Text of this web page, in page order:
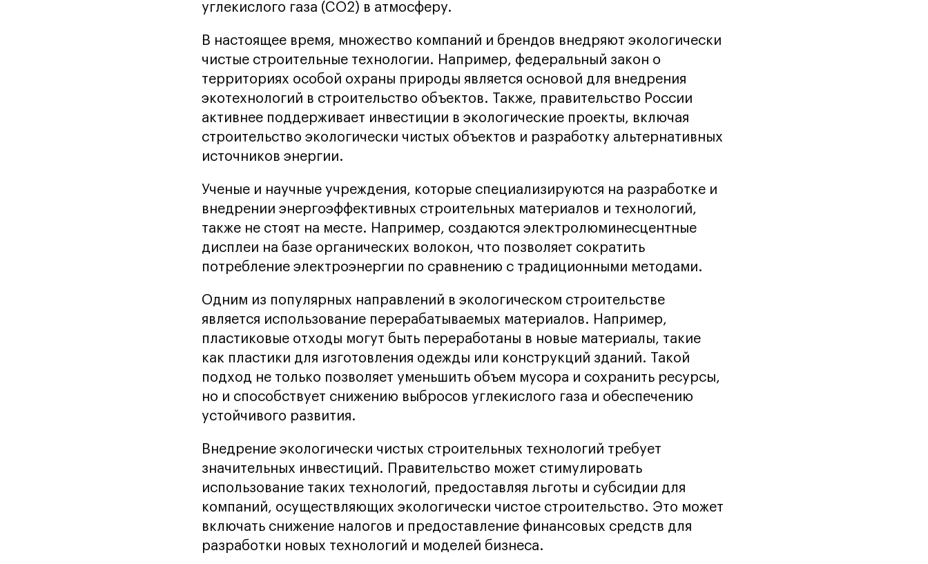
углекислого газа (CO2) в атмосферу.
В настоящее время, множество компаний и брендов внедряют экологически
чистые строительные технологии. Например, федеральный закон о
территориях особой охраны природы является основой для внедрения
экотехнологий в строительство объектов. Также, правительство России
активнее поддерживает инвестиции в экологические проекты, включая
строительство экологически чистых объектов и разработку альтернативных
источников энергии.
Ученые и научные учреждения, которые специализируются на разработке и
внедрении энергоэффективных строительных материалов и технологий,
также не стоят на месте. Например, создаются электролюминесцентные
дисплеи на базе органических волокон, что позволяет сократить
потребление электроэнергии по сравнению с традиционными методами.
Одним из популярных направлений в экологическом строительстве
является использование перерабатываемых материалов. Например,
пластиковые отходы могут быть переработаны в новые материалы, такие
как пластики для изготовления одежды или конструкций зданий. Такой
подход не только позволяет уменьшить объем мусора и сохранить ресурсы,
но и способствует снижению выбросов углекислого газа и обеспечению
устойчивого развития.
Внедрение экологически чистых строительных технологий требует
значительных инвестиций. Правительство может стимулировать
использование таких технологий, предоставляя льготы и субсидии для
компаний, осуществляющих экологически чистое строительство. Это может
включать снижение налогов и предоставление финансовых средств для
разработки новых технологий и моделей бизнеса.